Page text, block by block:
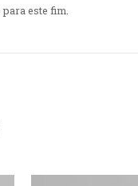
este fim.